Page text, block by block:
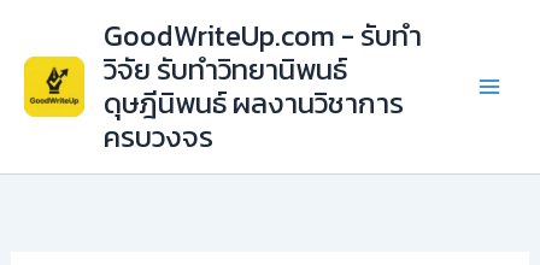
content
GoodWriteUp.com - รับทำ
วิจัย รับทำวิทยานิพนธ์
ดุษฎีนิพนธ์ ผลงานวิชาการ
ครบวงจร